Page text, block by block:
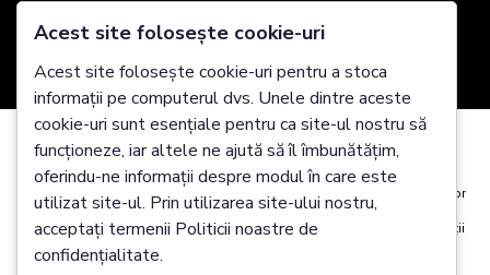
Garanție produse
Ghid mărimi
Împachetare cadou
Despre noi
Showroom ZEVO
Blog
Genți și Portofele din
Piele Personalizate
2025 Zevo Genți Piele Naturală @ Toate drepturile
rezervate
Acest site folosește cookie-uri
Acest site folosește cookie-uri pentru a stoca
informații pe computerul dvs. Unele dintre aceste
cookie-uri sunt esențiale pentru ca site-ul nostru să
funcționeze, iar altele ne ajută să îl îmbunătățim,
oferindu-ne informații despre modul în care este
utilizat site-ul. Prin utilizarea site-ului nostru,
acceptați termenii Politicii noastre de
confidențialitate.
Folosim cookie-uri
Este posibil să plasăm aceste cookie-uri pentru analiza date utilizatorilor
noștri, pentru a îmbunătăți site-ul, pentru a afișa conținut personalizat și
pentru a vă oferi o experiență excelentă pe site. Pentru mai multe informații
despre cookie-urile pe care le utilizăm deschideți setările de mai jos.